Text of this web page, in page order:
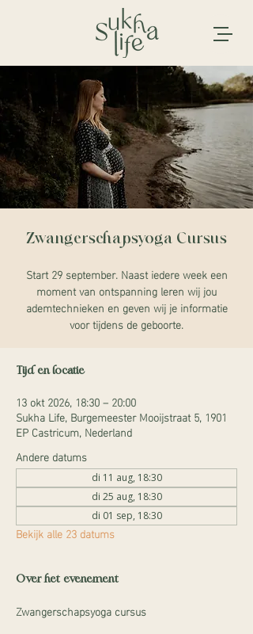
Zwangerschapsyoga Cursus
Start 29 september. Naast iedere week een
moment van ontspanning leren wij jou
ademtechnieken en geven wij je informatie
voor tijdens de geboorte.
Tijd en locatie
13 okt 2026, 18:30 – 20:00
Sukha Life, Burgemeester Mooijstraat 5, 1901
EP Castricum, Nederland
Andere datums
di 11 aug, 18:30
di 25 aug, 18:30
di 01 sep, 18:30
Bekijk alle 23 datums
Over het evenement
Zwangerschapsyoga cursus